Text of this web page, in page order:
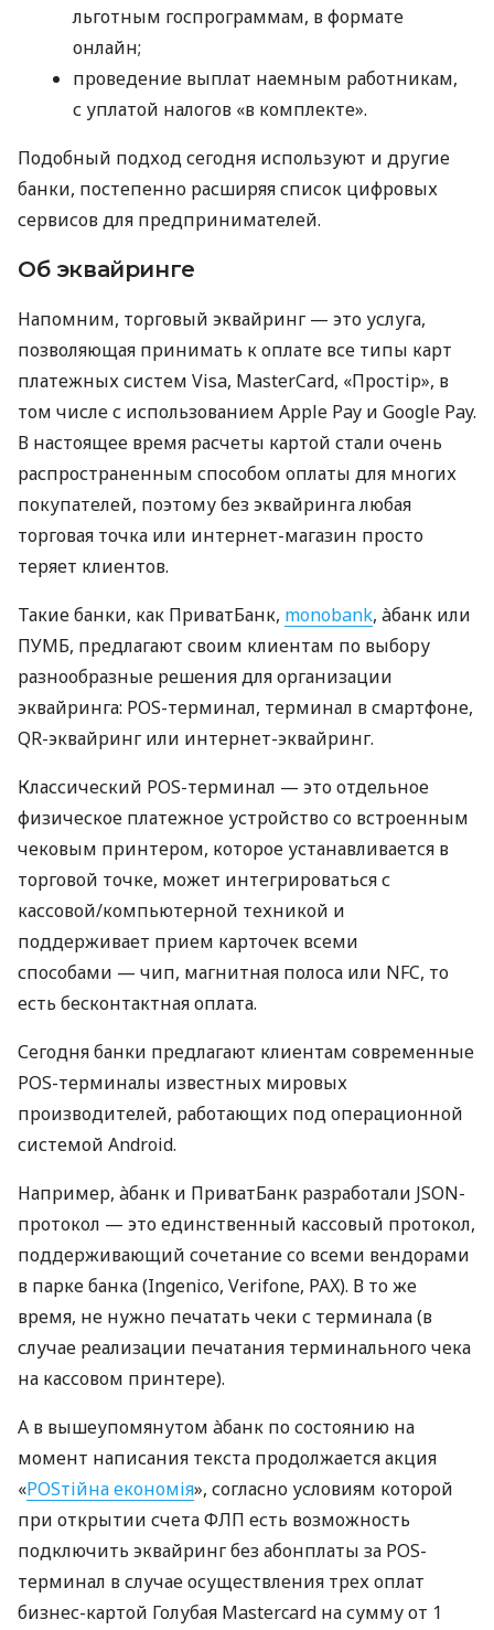
льготным госпрограммам, в формате
онлайн;
проведение выплат наемным работникам,
с уплатой налогов «в комплекте».
Подобный подход сегодня используют и другие
банки, постепенно расширяя список цифровых
сервисов для предпринимателей.
Об эквайринге
Напомним, торговый эквайринг — это услуга,
позволяющая принимать к оплате все типы карт
платежных систем Visa, MasterCard, «Простір», в
том числе с использованием Apple Pay и Google Pay.
В настоящее время расчеты картой стали очень
распространенным способом оплаты для многих
покупателей, поэтому без эквайринга любая
торговая точка или интернет-магазин просто
теряет клиентов.
Такие банки, как ПриватБанк, monobank, àбанк или
ПУМБ, предлагают своим клиентам по выбору
разнообразные решения для организации
эквайринга: POS-терминал, терминал в смартфоне,
QR-эквайринг или интернет-эквайринг.
Классический POS-терминал — это отдельное
физическое платежное устройство со встроенным
чековым принтером, которое устанавливается в
торговой точке, может интегрироваться с
кассовой/компьютерной техникой и
поддерживает прием карточек всеми
способами — чип, магнитная полоса или NFC, то
есть бесконтактная оплата.
Сегодня банки предлагают клиентам современные
POS-терминалы известных мировых
производителей, работающих под операционной
системой Android.
Например, àбанк и ПриватБанк разработали JSON-
протокол — это единственный кассовый протокол,
поддерживающий сочетание со всеми вендорами
в парке банка (Ingenico, Verifone, PAX). В то же
время, не нужно печатать чеки с терминала (в
случае реализации печатания терминального чека
на кассовом принтере).
А в вышеупомянутом àбанк по состоянию на
момент написания текста продолжается акция
«POSтійна економія», согласно условиям которой
при открытии счета ФЛП есть возможность
подключить эквайринг без абонплаты за POS-
терминал в случае осуществления трех оплат
бизнес-картой Голубая Mastercard на сумму от 1